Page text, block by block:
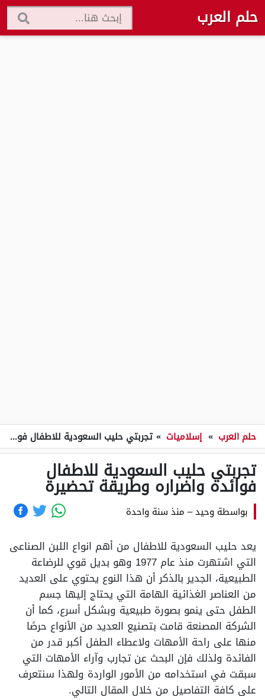
حلم العرب
حلم العرب » إسلاميات » تجربتي حليب السعودية للاطفال فوائده واضراره وطريقة تحضيرة
تجربتي حليب السعودية للاطفال
فوائده واضراره وطريقة تحضيرة
بواسطة وحيد– منذ سنة واحدة
يعد حليب السعودية للاطفال من أهم انواع اللبن الصناعى
التي اشتهرت منذ عام 1977 وهو بديل قوي للرضاعة
الطبيعية، الجدير بالذكر أن هذا النوع يحتوي على العديد
من العناصر الغذائية الهامة التي يحتاج إليها جسم
الطفل حتى ينمو بصورة طبيعية وبشكل أسرع، كما أن
الشركة المصنعة قامت بتصنيع العديد من الأنواع حرصًا
منها على راحة الأمهات ولاعطاء الطفل أكبر قدر من
الفائدة ولذلك فإن البحث عن تجارب وآراء الأمهات التي
سبقت في استخدامه من الأمور الواردة ولهذا سنتعرف
على كافة التفاصيل من خلال المقال التالي.